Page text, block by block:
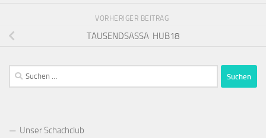
VORHERIGER BEITRAG
TAUSENDSASSA HUB18
Suchen
nach:
Unser Schachclub